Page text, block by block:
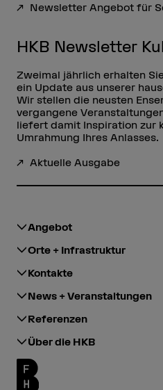
Newsletter Angebot für
HKB Newsletter
Zweimal jährlich erhalten
ein Update aus unserer
Wir stellen die neusten
vergangene
liefert damit Inspiration zur
Umrahmung Ihres Anlasses.
Aktuelle Ausgabe
Angebot
Orte + Infrastruktur
Kontakte
News + Veranstaltungen
Referenzen
Über die HKB